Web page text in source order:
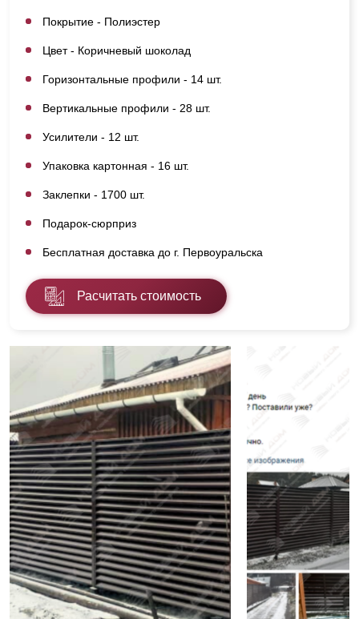
Покрытие - Полиэстер
Цвет - Коричневый шоколад
Горизонтальные профили - 14 шт.
Вертикальные профили - 28 шт.
Усилители - 12 шт.
Упаковка картонная - 16 шт.
Заклепки - 1700 шт.
Подарок-сюрприз
Бесплатная доставка до г. Первоуральска
Расчитать стоимость